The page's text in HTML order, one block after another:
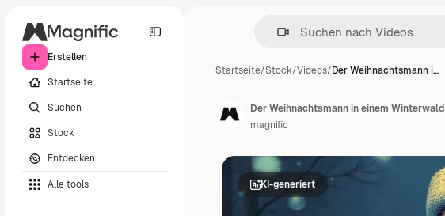
Erstellen
Startseite
Suchen
Stock
Entdecken
Alle tools
Startseite/Stock/Videos/Der Weihnachtsmann i…
KI-generiert
Der Weihnachtsmann in einem Winterwald
magnific